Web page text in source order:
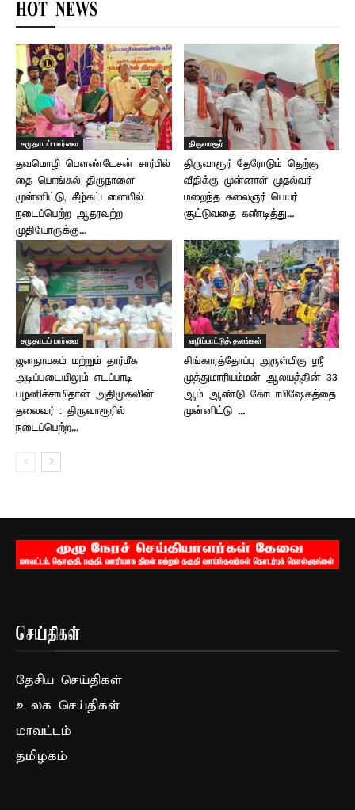
HOT NEWS
சமுதாயப் பார்வை
தவமொழி பௌண்டேசன் சார்பில்
தை பொங்கல் திருநாளை
முன்னிட்டு, கீழ்கட்டளையில்
நடைப்பெற்ற ஆதரவற்ற
முதியோருக்கு...
திருவாரூர்
திருவாரூர் தேரோடும் தெற்கு
வீதிக்கு முன்னாள் முதல்வர்
மறைந்த கலைஞர் பெயர்
சூட்டுவதை கண்டித்து...
சமுதாயப் பார்வை
ஜனநாயகம் மற்றும் தார்மீக
அடிப்படையிலும் எடப்பாடி
பழனிச்சாமிதான் அதிமுகவின்
தலைவர் : திருவாரூரில்
நடைப்பெற்ற...
வழிப்பாட்டுத் தலங்கள்
சிங்காரத்தோப்பு அருள்மிகு ஸ்ரீ
முத்துமாரியம்மன் ஆலயத்தின் 33
ஆம் ஆண்டு கோடாபிஷேகத்தை
முன்னிட்டு ...
செய்திகள்
தேசிய செய்திகள்
உலக செய்திகள்
மாவட்டம்
தமிழகம்